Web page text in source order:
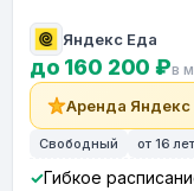
Яндекс Еда
до 160 200 ₽в
Аренда Яндекс
Свободный от 16 лет
Гибкое